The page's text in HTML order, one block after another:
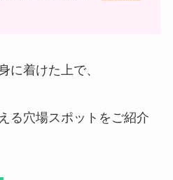
に着けた上で、
る穴場スポットをご紹介